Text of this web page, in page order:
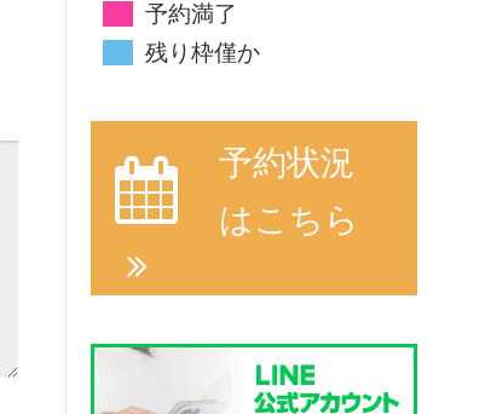
予約満了
残り枠僅か
予約状況
はこちら